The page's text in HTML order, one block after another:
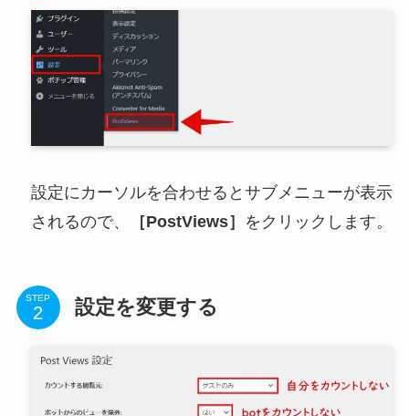
設定にカーソルを合わせるとサブメニューが表示
されるので、
［PostViews］ をクリックします。
STEP 設定を変更する